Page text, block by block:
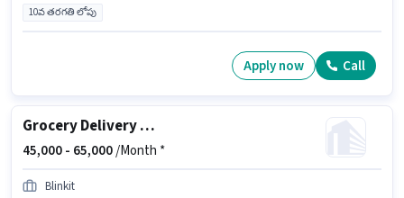
10వ తరగతి లోపు
Apply now Call
Grocery Delivery Boy
45,000 - 65,000/Month *
Blinkit